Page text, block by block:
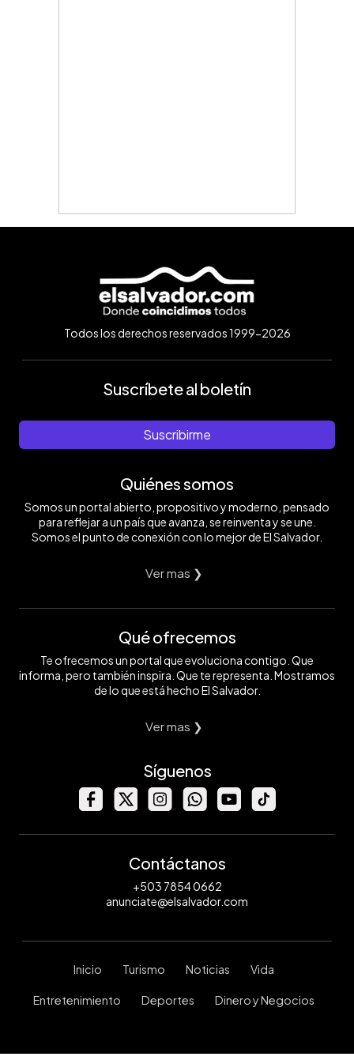
Todos los derechos reservados 1999-2026
Suscríbete al boletín
Suscribirme
Quiénes somos
Somos un portal abierto, propositivo y moderno, pensado
para reflejar a un país que avanza, se reinventa y se une.
Somos el punto de conexión con lo mejor de El Salvador.
Ver mas ❯
Qué ofrecemos
Te ofrecemos un portal que evoluciona contigo. Que
informa, pero también inspira. Que te representa. Mostramos
de lo que está hecho El Salvador.
Ver mas ❯
Síguenos
Contáctanos
+503 7854 0662
anunciate@elsalvador.com
Inicio Turismo Noticias Vida
Entretenimiento Deportes Dinero y Negocios